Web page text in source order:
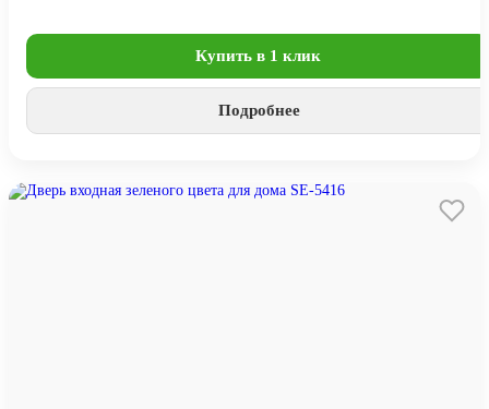
Купить в 1 клик
Подробнее